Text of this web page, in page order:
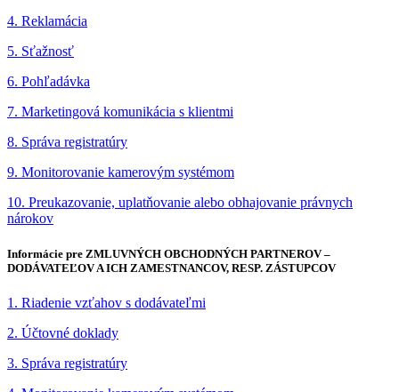
4. Reklamácia
5. Sťažnosť
6. Pohľadávka
7. Marketingová komunikácia s klientmi
8. Správa registratúry
9. Monitorovanie kamerovým systémom
10. Preukazovanie, uplatňovanie alebo obhajovanie právnych
nárokov
Informácie pre ZMLUVNÝCH OBCHODNÝCH PARTNEROV –
DODÁVATEĽOV A ICH ZAMESTNANCOV, RESP. ZÁSTUPCOV
1. Riadenie vzťahov s dodávateľmi
2. Účtovné doklady
3. Správa registratúry